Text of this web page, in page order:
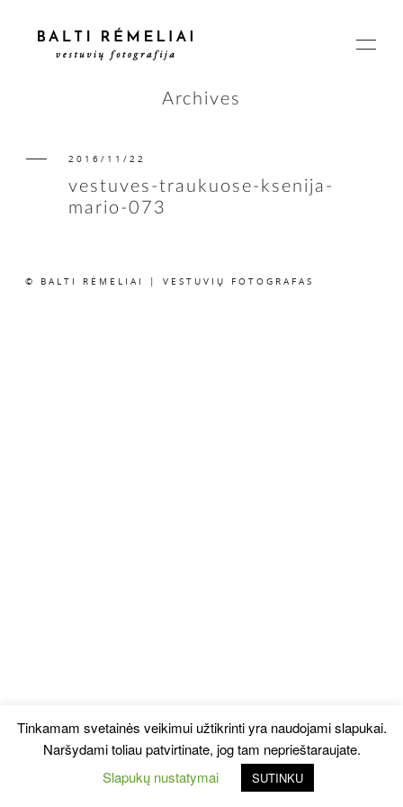
PAGRINDINIS
ISTORIJOS
Archives
2016/11/22
vestuves-traukuose-ksenija-
mario-073
© BALTI RĖMELIAI | VESTUVIŲ FOTOGRAFAS
Tinkamam svetainės veikimui užtikrinti yra naudojami slapukai.
Naršydami toliau patvirtinate, jog tam neprieštaraujate.
Slapukų nustatymai
SUTINKU